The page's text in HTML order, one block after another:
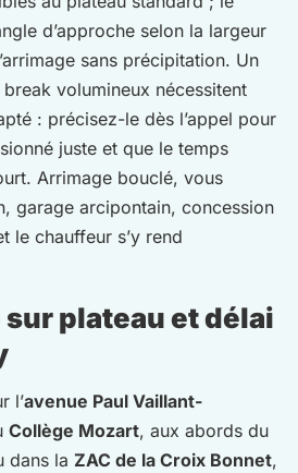
d’approche selon la largeur
sans précipitation. Un
volumineux nécessitent
: précisez-le dès l’appel pour
juste et que le temps
Arrimage bouclé, vous
garage arcipontain, concession
le chauffeur s’y rend
sur plateau et délai
l’avenue Paul Vaillant-
Collège Mozart, aux abords du
dans la ZAC de la Croix Bonnet,